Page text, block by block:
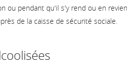
ou pendant qu'il s'y rend ou en
de la caisse de sécurité sociale.